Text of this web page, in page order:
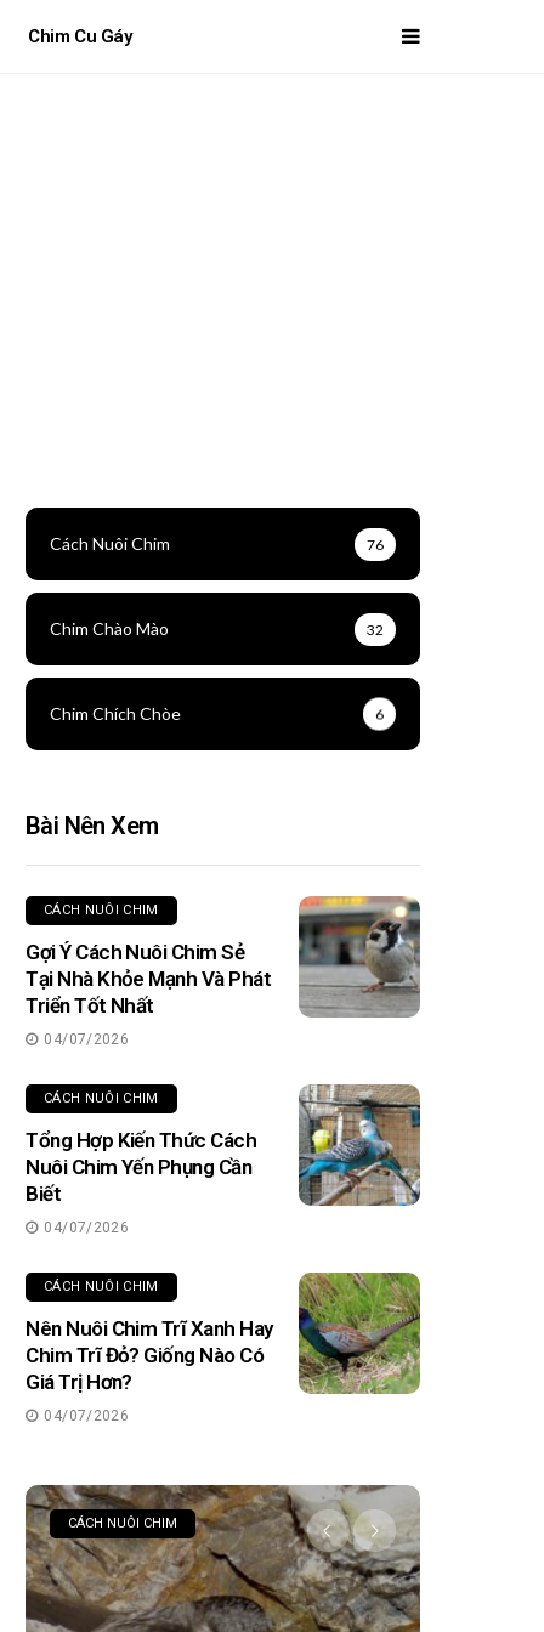
Chim Cu Gáy
Cách Nuôi Chim 76
Chim Chào Mào 32
Chim Chích Chòe 6
Bài Nên Xem
CÁCH NUÔI CHIM
Gợi Ý Cách Nuôi Chim Sẻ
Tại Nhà Khỏe Mạnh Và Phát
Triển Tốt Nhất
04/07/2026
CÁCH NUÔI CHIM
Tổng Hợp Kiến Thức Cách
Nuôi Chim Yến Phụng Cần
Biết
04/07/2026
CÁCH NUÔI CHIM
Nên Nuôi Chim Trĩ Xanh Hay
Chim Trĩ Đỏ? Giống Nào Có
Giá Trị Hơn?
04/07/2026
CÁCH NUÔI CHIM